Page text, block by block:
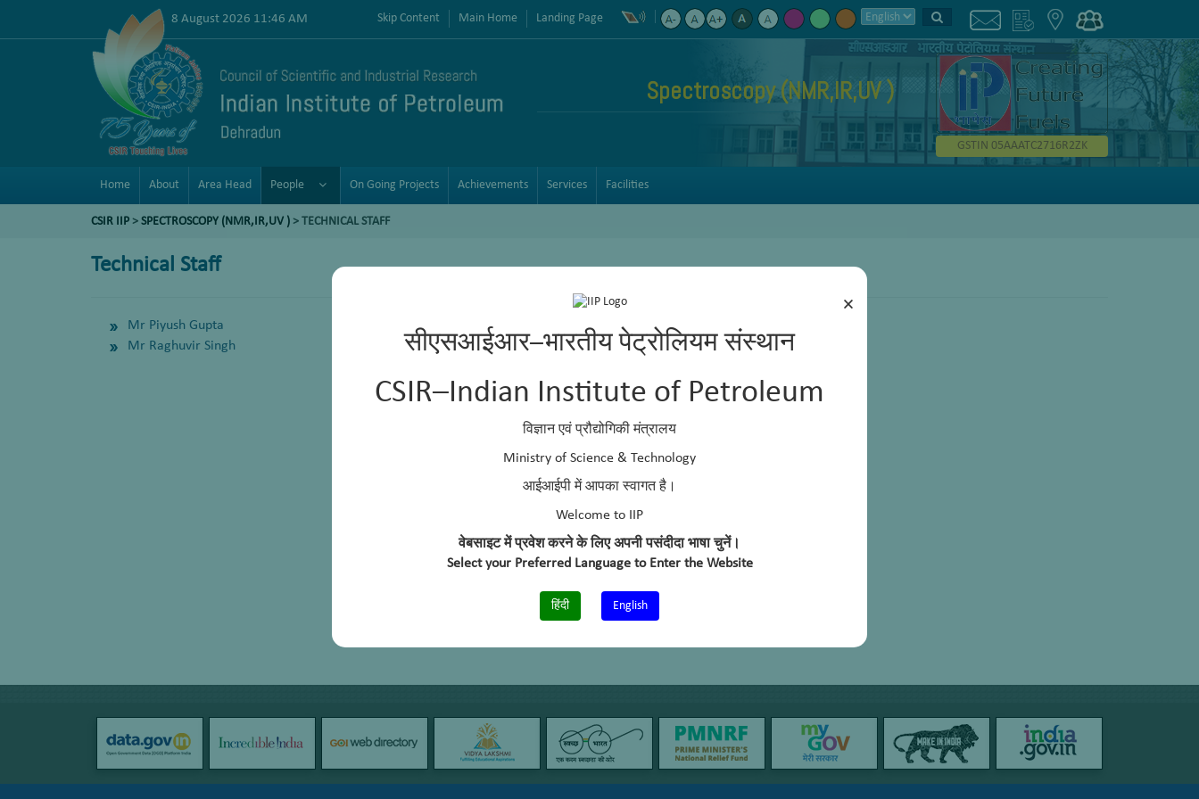
×
सीएसआईआर–भारतीय पेट्रोलियम संस्थान
CSIR–Indian Institute of Petroleum
विज्ञान एवं प्रौद्योगिकी मंत्रालय
Ministry of Science & Technology
आईआईपी में आपका स्वागत है।
Welcome to IIP
वेबसाइट में प्रवेश करने के लिए अपनी पसंदीदा भाषा चुनें।
Select your Preferred Language to Enter the Website
हिंदी English
8 August 2026 11:46 AM Skip Content Main Home Landing Page
Spectroscopy (NMR,IR,UV )
GSTIN 05AAATC2716R2ZK
Home About Area Head People On Going Projects Achievements Services Facilities
CSIR IIP > SPECTROSCOPY (NMR,IR,UV ) > TECHNICAL STAFF
Technical Staff
Mr Piyush Gupta
Mr Raghuvir Singh